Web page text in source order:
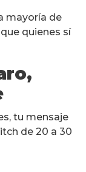
mayoría de
quienes sí
tu mensaje
de 20 a 30